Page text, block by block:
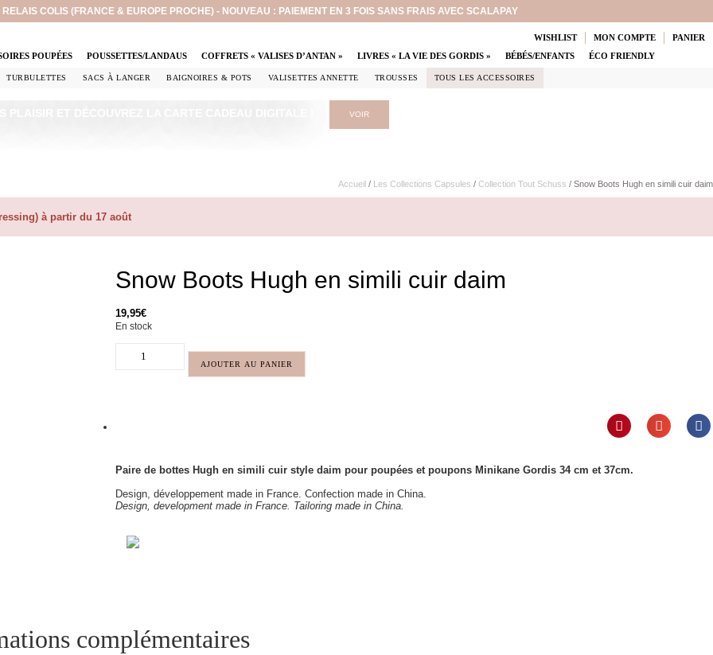
COLIS (FRANCE & EUROPE PROCHE) - NOUVEAU : PAIEMENT EN 3 FOIS SANS FRAIS AVEC SCALAPAY
WISHLIST MON COMPTE
PANIER
POUPÉES POUSSETTES/LANDAUS COFFRETS « VALISES D’ANTAN » LIVRES « LA VIE DES GORDIS » BÉBÉS/ENFANTS ÉCO FRIENDLY
TURBULETTES SACS À LANGER BAIGNOIRES & POTS VALISETTES ANNETTE TROUSSES TOUS LES ACCESSOIRES
VOIR
Accueil / Les Collections Capsules / Collection Tout Schuss / Snow Boots Hugh en simili cuir daim
à partir du 17 août
Snow Boots Hugh en simili cuir daim
19,95€
En stock
AJOUTER AU PANIER
Paire de bottes Hugh en simili cuir style daim pour poupées et poupons Minikane Gordis 34 cm et 37cm.
Design, développement made in France. Confection made in China.
Design, development made in France. Tailoring made in China.
complémentaires